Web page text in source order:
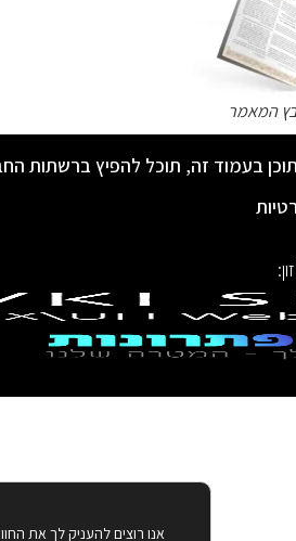
המאמר
בעמוד זה, תוכל להפיץ ברשתות
אנו רוצים להעניק לך את